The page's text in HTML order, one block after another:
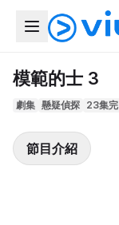
模範的士 3
劇集 懸疑偵探 23集完
節目介紹